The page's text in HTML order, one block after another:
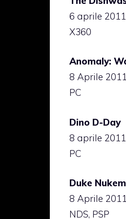
6 aprile 2011
X360
Anomaly:
8 Aprile 2011
PC
Dino D-Day
8 aprile 2011
PC
Duke
8 Aprile 2011
NDS, PSP